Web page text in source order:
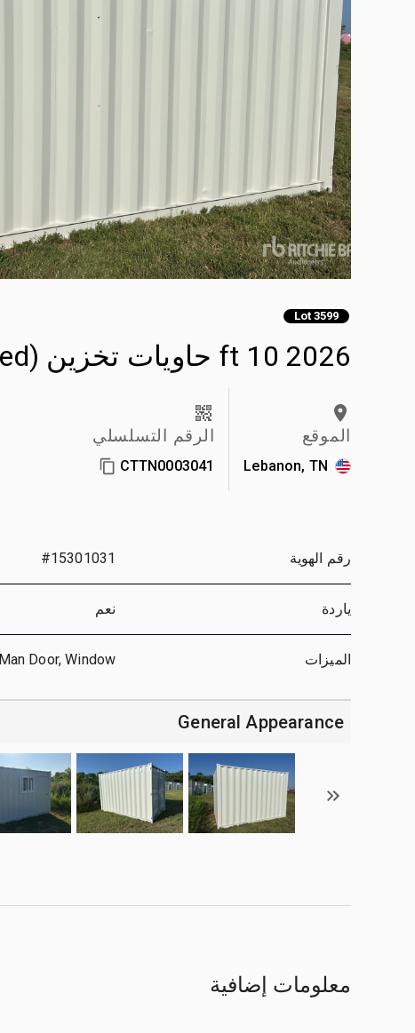
Lot 3599
2026 10 ft حاويات تخزين (Unused)
الموقع
Lebanon, TN
الرقم التسلسلي
CTTN0003041
رقم الهوية #15301031
ياردة نعم
الميزات Door, Window
General Appearance
معلومات إضافية